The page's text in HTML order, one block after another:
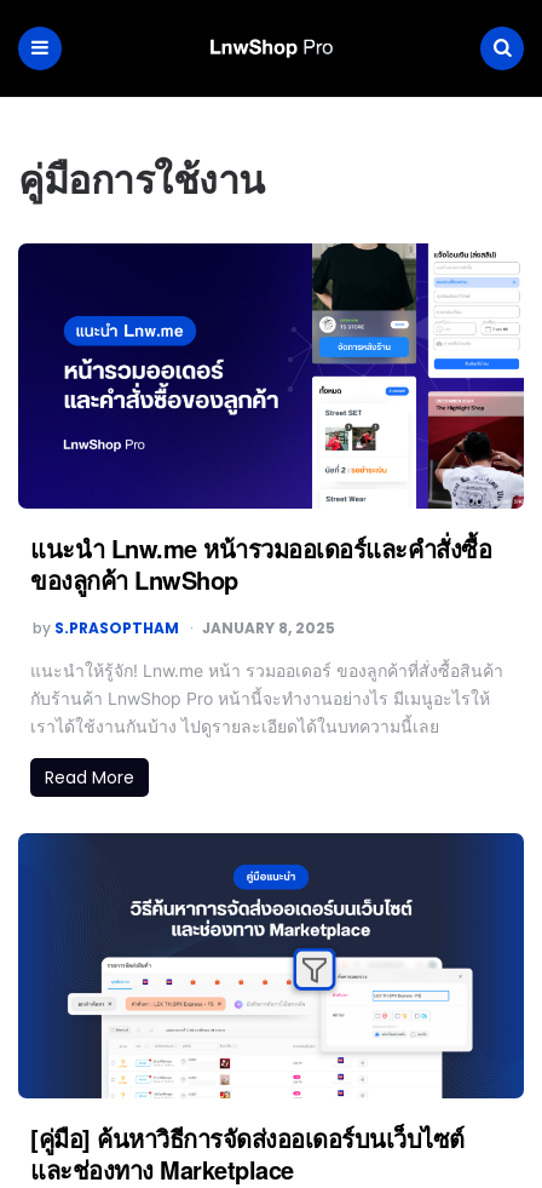
คู่มือการใช้งาน
แนะนำ Lnw.me หน้ารวมออเดอร์และคำสั่งซื้อ
ของลูกค้า LnwShop
by S.PRASOPTHAM JANUARY 8, 2025
แนะนำให้รู้จัก! Lnw.me หน้า รวมออเดอร์ ของลูกค้าที่สั่งซื้อสินค้า
กับร้านค้า LnwShop Pro หน้านี้จะทำงานอย่างไร มีเมนูอะไรให้
เราได้ใช้งานกันบ้าง ไปดูรายละเอียดได้ในบทความนี้เลย
Read More
[คู่มือ] ค้นหาวิธีการจัดส่งออเดอร์บนเว็บไซต์
และช่องทาง Marketplace